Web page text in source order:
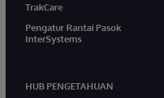
TrakCare
Pengatur Rantai Pasok
InterSystems
HUB PENGETAHUAN